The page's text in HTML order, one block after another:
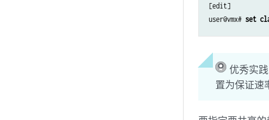
[edit]
user@vmx# set
优秀实践
置为保证速